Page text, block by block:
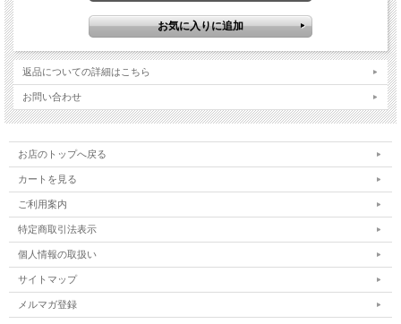
返品についての詳細はこちら
お問い合わせ
お店のトップへ戻る
カートを見る
ご利用案内
特定商取引法表示
個人情報の取扱い
サイトマップ
メルマガ登録